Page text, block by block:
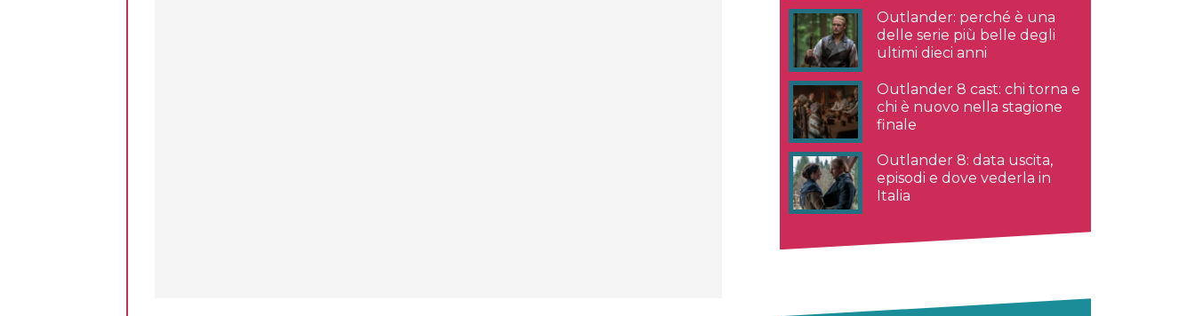
Outlander: perché è una
delle serie più belle degli
ultimi dieci anni
Outlander 8 cast: chi torna e
chi è nuovo nella stagione
finale
Outlander 8: data uscita,
episodi e dove vederla in
Italia